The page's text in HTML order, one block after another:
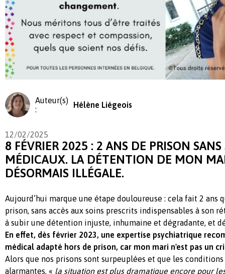
Auteur(s)
:
Hélène Liégeois
12/02/2025
8 FÉVRIER 2025 : 2 ANS DE PRISON SANS
MÉDICAUX. LA DÉTENTION DE MON
DÉSORMAIS ILLÉGALE.
Aujourd’hui marque une étape douloureuse : cela fait 2 ans
prison, sans accès aux soins prescrits indispensables à son
à subir une détention injuste, inhumaine et dégradante, et
En effet, dès février 2023, une expertise psychiatrique
médical adapté hors de prison, car mon mari n'est pas un
Alors que nos prisons sont surpeuplées et que les
alarmantes, « la situation est plus dramatique encore pour